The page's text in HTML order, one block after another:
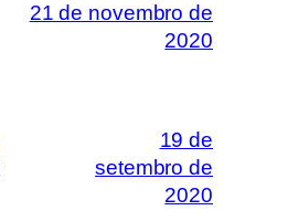
21 de novembro de
2020
19 de
setembro de
2020